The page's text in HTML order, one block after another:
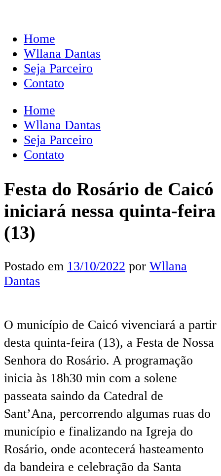
Home
Wllana Dantas
Seja Parceiro
Contato
Home
Wllana Dantas
Seja Parceiro
Contato
Festa do Rosário de Caicó
iniciará nessa quinta-feira
(13)
Postado em 13/10/2022 por Wllana
Dantas
O município de Caicó vivenciará a partir
desta quinta-feira (13), a Festa de Nossa
Senhora do Rosário. A programação
inicia às 18h30 min com a solene
passeata saindo da Catedral de
Sant’Ana, percorrendo algumas ruas do
município e finalizando na Igreja do
Rosário, onde acontecerá hasteamento
da bandeira e celebração da Santa